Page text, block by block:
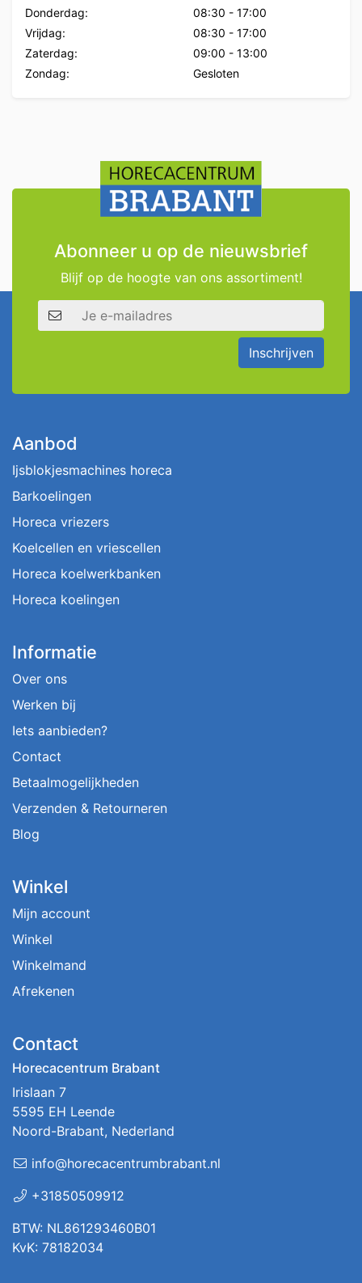
Donderdag:
08:30 - 17:00
Vrijdag:
08:30 - 17:00
Zaterdag:
09:00 - 13:00
Zondag:
Gesloten
Abonneer u op de nieuwsbrief
Blijf op de hoogte van ons assortiment!
E-mailadres
Inschrijven
Aanbod
Ijsblokjesmachines horeca
Barkoelingen
Horeca vriezers
Koelcellen en vriescellen
Horeca koelwerkbanken
Horeca koelingen
Informatie
Over ons
Werken bij
Iets aanbieden?
Contact
Betaalmogelijkheden
Verzenden & Retourneren
Blog
Winkel
Mijn account
Winkel
Winkelmand
Afrekenen
Contact
Horecacentrum Brabant
Irislaan 7
5595 EH Leende
Noord-Brabant, Nederland
info@horecacentrumbrabant.nl
+31850509912
BTW: NL861293460B01
KvK: 78182034